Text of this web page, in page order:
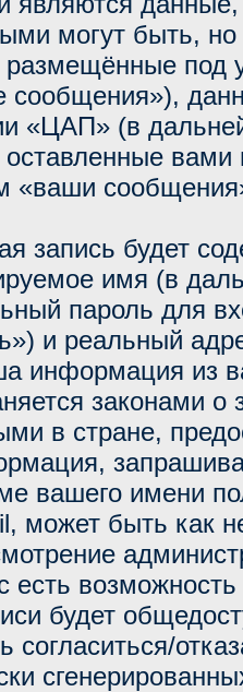
могут быть,
под
сообщения»),
«ЦАП» (в
вами
«ваши
запись будет
имя (в
пароль для
и реальный
информация из
законами
в стране,
вашего имени
может быть как
есть
будет
согласиться/